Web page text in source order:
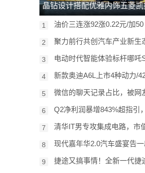
晶钻设计搭配优雅内饰五菱
1 油价三连涨92涨0.22元/加50
2 聚力前行共创汽车产业新生
3 电动时代智能体验标杆哪吒
4 新款奥迪A6L上市4种动力/
5 微信的聊天记录占比，被网
6 Q2净利润暴增843%超指引
7 清华IT男专攻集成电路，市
8 现代嘉年华2.0汽车盛宴告
9 捷途又搞事情！全新一代捷